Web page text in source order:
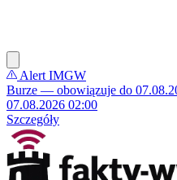
Alert IMGW
Burze — obowiązuje do
07.08.2026 02:00
Szczegóły